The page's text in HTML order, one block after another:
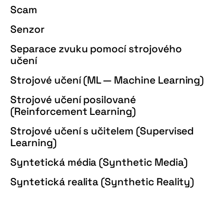
Scam
Senzor
Separace zvuku pomocí strojového
učení
Strojové učení (ML — Machine Learning)
Strojové učení posilované
(Reinforcement Learning)
Strojové učení s učitelem (Supervised
Learning)
Syntetická média (Synthetic Media)
Syntetická realita (Synthetic Reality)